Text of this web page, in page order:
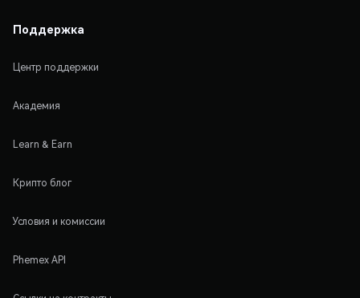
Поддержка
Центр поддержки
Академия
Learn & Earn
Крипто блог
Условия и комиссии
Phemex API